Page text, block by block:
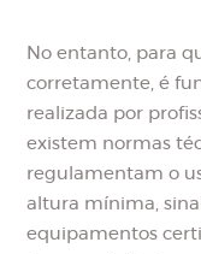
No entanto, para
corretamente, é
realizada por
existem normas
regulamentam o
altura mínima,
equipamentos